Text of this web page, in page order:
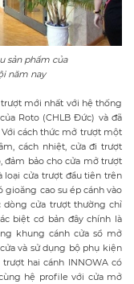
sản phẩm của
năm nay
mới nhất với hệ thống
Roto (CHLB Đức) và đã
cách thức mở trượt một
cách nhiệt, cửa đi trượt
đảm bảo cho cửa mở trượt
cửa trượt đầu tiên trên
gioăng cao su ép cánh vào
dòng cửa trượt thường chỉ
biệt cơ bản đây chính là
khung cánh cửa sổ mở
và sử dụng bộ phụ kiện
hai cánh INNOWA có
hệ profile với cửa mở